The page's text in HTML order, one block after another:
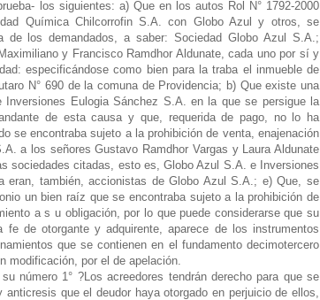
los siguientes: a) Que en los autos Rol N° 1792-2000
Química Chilcorrofin S.A. con Globo Azul y otros, se
de los demandados, a saber: Sociedad Globo Azul S.A.;
y Francisco Ramdhor Aldunate, cada uno por sí y
especificándose como bien para la traba el inmueble de
N° 690 de la comuna de Providencia; b) Que existe una
Eulogia Sánchez S.A. en la que se persigue la
de esta causa y que, requerida de pago, no lo ha
se encontraba sujeto a la prohibición de venta, enajenación
a los señores Gustavo Ramdhor Vargas y Laura Aldunate
sociedades citadas, esto es, Globo Azul S.A. e Inversiones
eran, también, accionistas de Globo Azul S.A.; e) Que, se
un bien raíz que se encontraba sujeto a la prohibición de
a s u obligación, por lo que puede considerarse que su
fe de otorgante y adquirente, aparece de los instrumentos
que se contienen en el fundamento decimotercero
modificación, por el de apelación.
número 1° ?Los acreedores tendrán derecho para que se
que el deudor haya otorgado en perjuicio de ellos,